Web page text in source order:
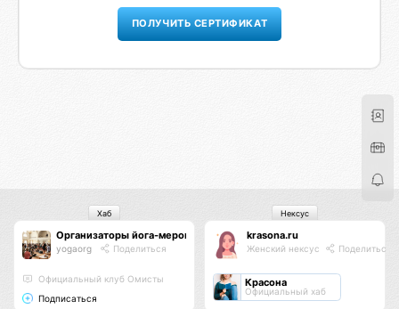
ПОЛУЧИТЬ СЕРТИФИКАТ
Организаторы йога-мероприятий
yogaorg Поделиться
Официальный клуб Омисты
Подписаться
Хаб
krasona.ru
Женский нексус Поделиться
Красона
Официальный хаб
Нексус